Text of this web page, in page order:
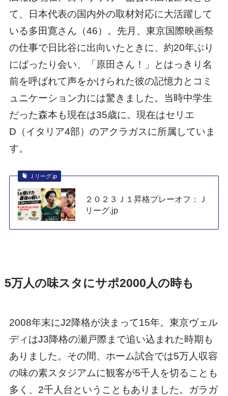
て、日本代表の国内外の取材対応に大活躍して
いる多田寛さん（46）。先月、東京国際映画祭
の仕事で日比谷に出向いたときに、約20年ぶり
にばったり会い、「原田さん！」とはっきり名
前を呼ばれて声をかけられた彼の記憶力とコミ
ュニケーション力には驚きました。当時中学生
だった森本も現在は35歳に。現在はセリエ
D（イタリア4部）のアクラガスに所属していま
す。
Ｊリーグ.jp
２０２３Ｊ１昇格プレーオフ：Ｊ
リーグ.jp
5万人の味スタにサポ2000人の時も
2008年末にJ2降格が決まって15年。東京ヴェル
ディはJ3降格の瀬戸際まで追い込まれた時期も
ありました。その間、ホーム試合では5万人収容
の味の素スタジアムに観客が5千人を切ることも
多く、2千人台ということもありました。ガラガ